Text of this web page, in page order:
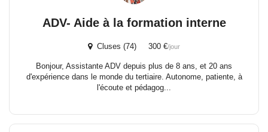
ADV- Aide à la formation interne
Cluses (74) 300 €/jour
Bonjour, Assistante ADV depuis plus de 8 ans, et 20 ans
d'expérience dans le monde du tertiaire. Autonome, patiente, à
l'écoute et pédagog...